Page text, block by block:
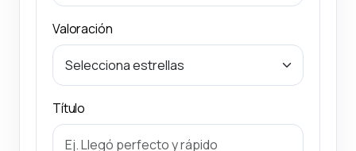
Valoración
Título